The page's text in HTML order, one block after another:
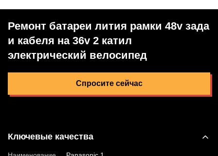
Ремонт батареи лития рамки 48v зада
и кабеля на 36v 2 катил
электрический велосипед
Спросите сейчас
Ключевые качества